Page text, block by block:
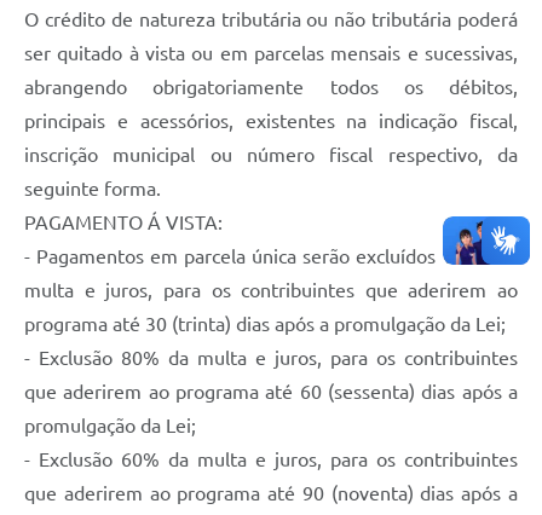
Fale conosco
Perguntas e respostas frequentes
O crédito de natureza tributária ou não tributária poderá
ser quitado à vista ou em parcelas mensais e sucessivas,
abrangendo obrigatoriamente todos os débitos,
principais e acessórios, existentes na indicação fiscal,
inscrição municipal ou número fiscal respectivo, da
seguinte forma.
PAGAMENTO Á VISTA:
- Pagamentos em parcela única serão excluídos 100% da
multa e juros, para os contribuintes que aderirem ao
programa até 30 (trinta) dias após a promulgação da Lei;
- Exclusão 80% da multa e juros, para os contribuintes
que aderirem ao programa até 60 (sessenta) dias após a
promulgação da Lei;
- Exclusão 60% da multa e juros, para os contribuintes
que aderirem ao programa até 90 (noventa) dias após a